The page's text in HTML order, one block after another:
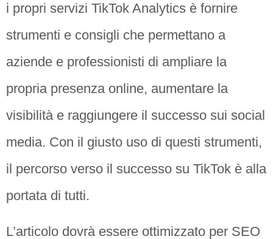
i propri servizi TikTok Analytics è fornire
strumenti e consigli che permettano a
aziende e professionisti di ampliare la
propria presenza online, aumentare la
visibilità e raggiungere il successo sui social
media. Con il giusto uso di questi strumenti,
il percorso verso il successo su TikTok è alla
portata di tutti.
L’articolo dovrà essere ottimizzato per SEO